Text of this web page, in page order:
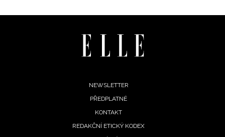
NEWSLETTER
PŘEDPLATNÉ
KONTAKT
REDAKČNÍ ETICKÝ KODEX